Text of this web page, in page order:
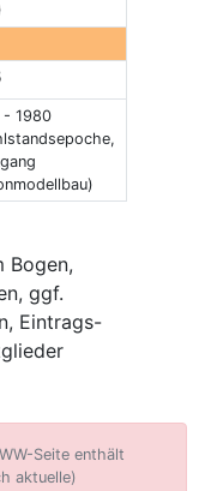
- 1980
Bogen,
ggf.
Eintrags-
Seite enthält
aktuelle)